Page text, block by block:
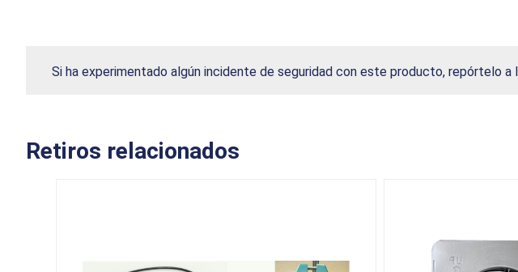
Si ha experimentado algún incidente de seguridad con este producto, repórtelo a
Retiros relacionados